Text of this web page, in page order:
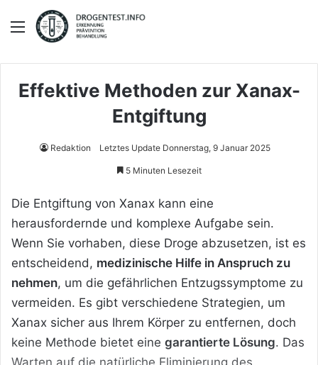
Menü
Effektive Methoden zur Xanax-
Entgiftung
Redaktion Letztes Update Donnerstag, 9 Januar 2025
5 Minuten Lesezeit
Die Entgiftung von Xanax kann eine
herausfordernde und komplexe Aufgabe sein.
Wenn Sie vorhaben, diese Droge abzusetzen, ist es
entscheidend, medizinische Hilfe in Anspruch zu
nehmen, um die gefährlichen Entzugssymptome zu
vermeiden. Es gibt verschiedene Strategien, um
Xanax sicher aus Ihrem Körper zu entfernen, doch
keine Methode bietet eine garantierte Lösung. Das
Warten auf die natürliche Eliminierung des